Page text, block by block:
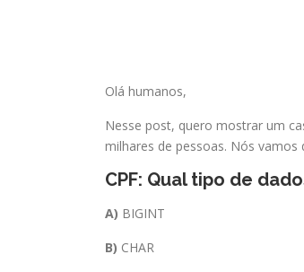
Olá humanos,
Nesse post, quero mostrar um
milhares de pessoas. Nós vamos
CPF: Qual tipo de
A) BIGINT
B) CHAR